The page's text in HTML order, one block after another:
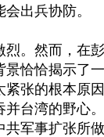
出兵协防。
烈。然而，在
景恰恰揭示了
紧张的根本原
台湾的野心
共军事扩张所